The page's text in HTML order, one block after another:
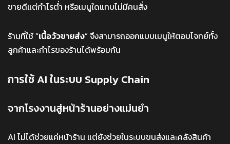
ขายดีแต่กำไรต่ำ หรือเมนูใดแทบไม่มีคนสั่ง
ร้านที่ใช้ “เนื้อวัวขายส่ง” จึงสามารถออกแบบเมนูให้ตอบโจทย์ทั้ง
ลูกค้าและกำไรของร้านได้พร้อมกัน
การใช้ AI ในระบบ Supply Chain
จากโรงงานสู่หน้าร้านอย่างแม่นยำ
AI ไม่ได้ช่วยแค่หน้าร้าน แต่ยังช่วยในระบบขนส่งและคลังสินค้า